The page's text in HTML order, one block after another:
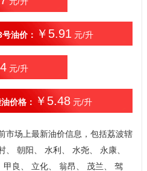
油价： ￥5.91 元/升
元/升
价格： ￥5.48 元/升
市场上最新油价信息，包括荔波辖
、 朝阳、 水利、 水尧、 永康、
良、 立化、 翁昂、 茂兰、 驾